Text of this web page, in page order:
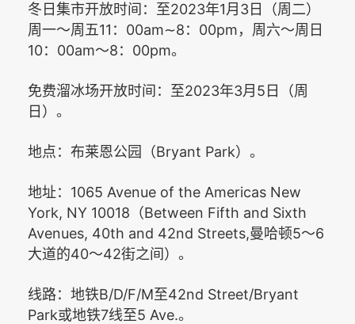
冬日集市开放时间：至2023年1月 3 日（周二）
周一～周五11 ： 00am∼8 ： 00pm ，周六～周日
10： 00am～8 ： 00pm。
免费溜冰场开放时间：至2023年3月 5 日（周
日）。
地点：布莱恩公园（Bryant Park）。
地址： 1065 Avenue of the Americas New
York, NY 10018 （Between Fifth and Sixth
Avenues, 40th and 42nd Streets,曼哈顿5～6
大道的40～42街之间）。
线路：地铁B/D/F/M至42nd Street/Bryant
Park或地铁7线至5 Ave.。